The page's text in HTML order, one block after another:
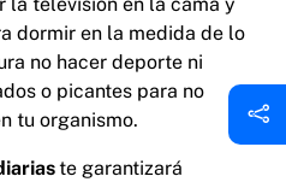
dormir en la medida de lo
no hacer deporte ni
o picantes para no
tu organismo.
te garantizará